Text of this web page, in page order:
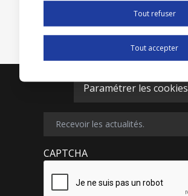
Paramétrer les cookies
CAPTCHA
Tout refuser
Tout accepter